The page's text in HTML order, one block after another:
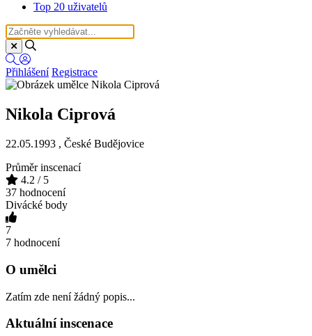
Top 20 uživatelů
Přihlášení Registrace
Nikola Ciprová
22.05.1993 , České Budějovice
Průměr inscenací
4.2 / 5
37 hodnocení
Divácké body
7
7 hodnocení
O umělci
Zatím zde není žádný popis...
Aktuální inscenace